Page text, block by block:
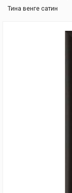
Тина венге сатин